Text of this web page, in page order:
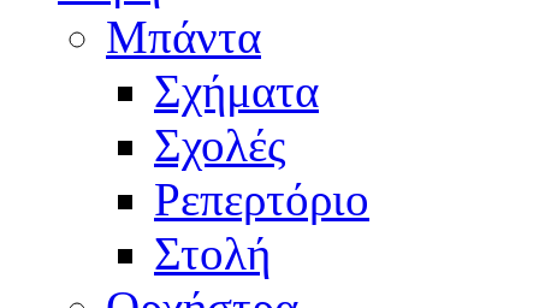
Μπάντα
Σχήματα
Σχολές
Ρεπερτόριο
Στολή